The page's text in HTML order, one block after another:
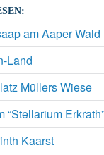
am Aaper Wald
Land
Müllers Wiese
“Stellarium Erkrath”
Kaarst